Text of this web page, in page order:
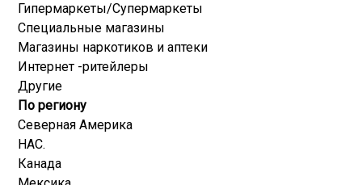
Гипермаркеты/Супермаркеты
Специальные магазины
Магазины наркотиков и аптеки
Интернет -ритейлеры
Другие
По региону
Северная Америка
НАС.
Канада